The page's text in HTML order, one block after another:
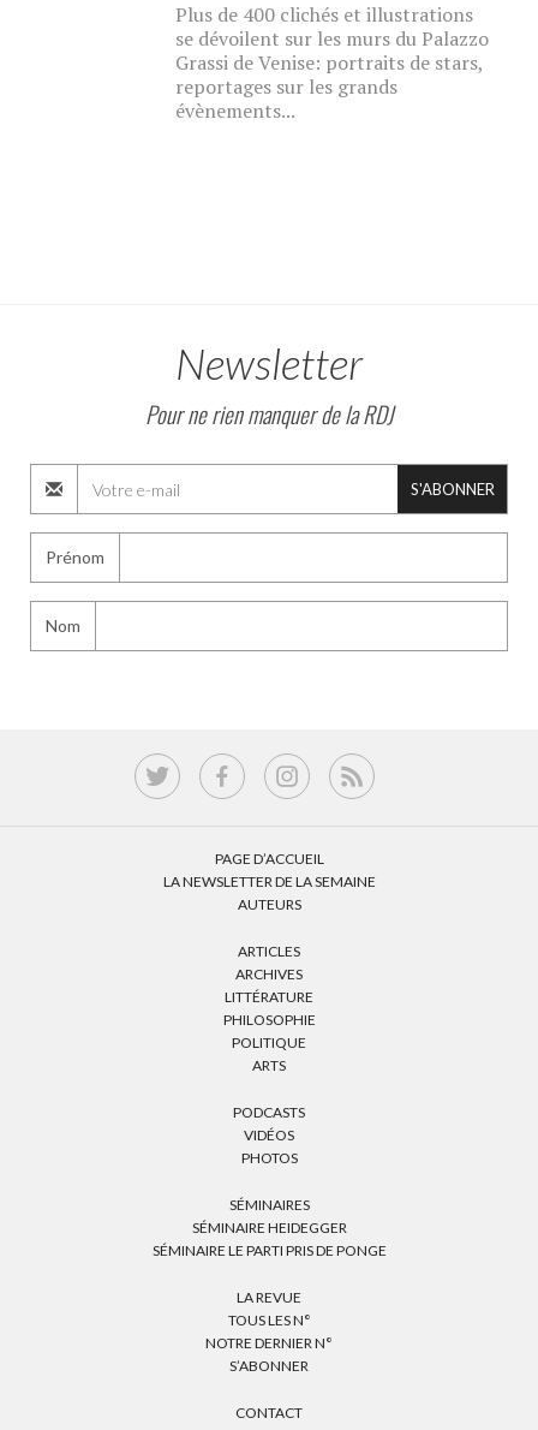
Plus de 400 clichés et illustrations
se dévoilent sur les murs du Palazzo
Grassi de Venise: portraits de stars,
reportages sur les grands
évènements...
Newsletter
Pour ne rien manquer de la RDJ
S'ABONNER
Prénom
Nom
PAGE D’ACCUEIL
LA NEWSLETTER DE LA SEMAINE
AUTEURS
ARTICLES
ARCHIVES
LITTÉRATURE
PHILOSOPHIE
POLITIQUE
ARTS
PODCASTS
VIDÉOS
PHOTOS
SÉMINAIRES
SÉMINAIRE HEIDEGGER
SÉMINAIRE LE PARTI PRIS DE PONGE
LA REVUE
TOUS LES N°
NOTRE DERNIER N°
S’ABONNER
CONTACT